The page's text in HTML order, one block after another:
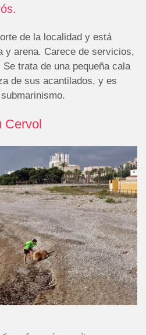
de la localidad y está
y arena. Carece de servicios,
trata de una pequeña cala
de sus acantilados, y es
Cervol